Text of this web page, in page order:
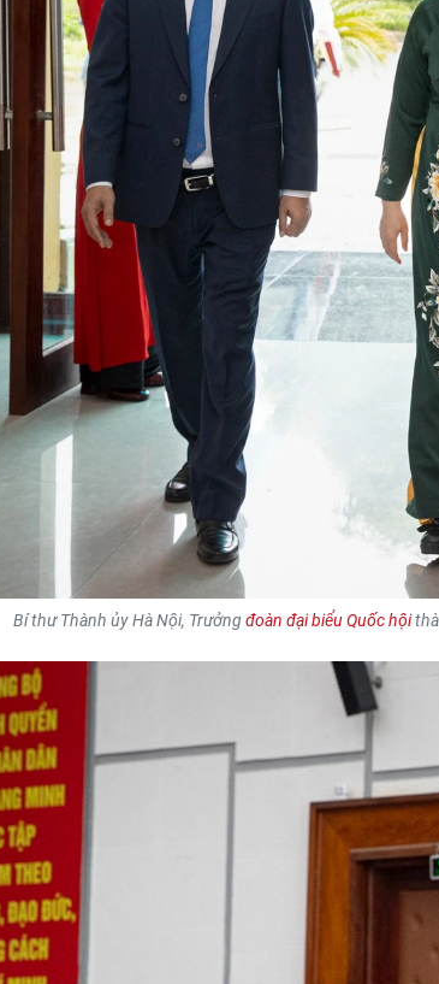
Bí thư Thành ủy Hà Nội, Trưởngđoàn đại biểu Quốc hội